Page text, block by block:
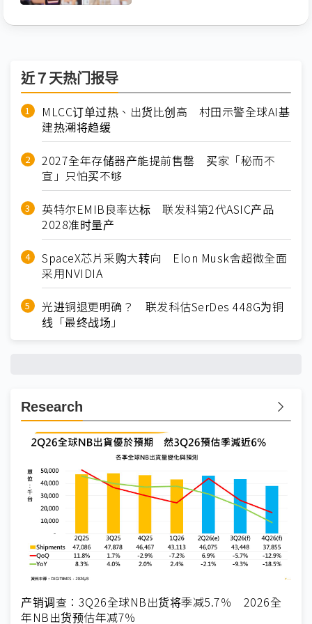
近７天热门报导
MLCC订单过热、出货比创高 村田示警全球AI基
建热潮将趋缓
2027全年存储器产能提前售罄 买家「秘而不
宣」只怕买不够
英特尔EMIB良率达标 联发科第2代ASIC产品
2028准时量产
SpaceX芯片采购大转向 Elon Musk舍超微全面
采用NVIDIA
光进铜退更明确？ 联发科估SerDes 448G为铜
线「最终战场」
Research
产销调查：3Q26全球NB出货将季减5.7％ 2026全
年NB出货预估年减7％